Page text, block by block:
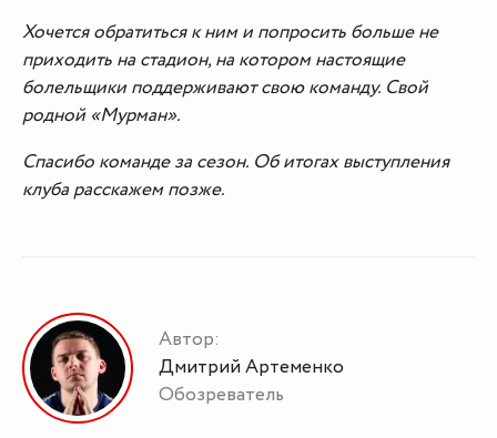
Хочется обратиться к ним и попросить больше не
приходить на стадион, на котором настоящие
болельщики поддерживают свою команду. Свой
родной «Мурман».
Спасибо команде за сезон. Об итогах выступления
клуба расскажем позже.
Автор:
Дмитрий Артеменко
Обозреватель